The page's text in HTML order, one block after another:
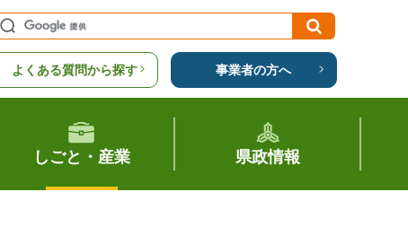
よくある質問から探す 事業者の方へ
しごと・産業 県政情報